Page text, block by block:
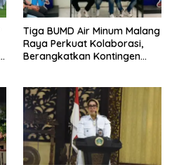
Tiga BUMD Air Minum Malang
Raya Perkuat Kolaborasi,
Berangkatkan Kontingen